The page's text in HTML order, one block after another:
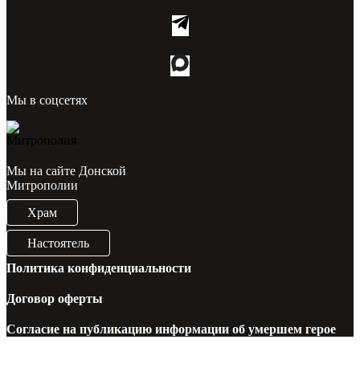
Мы в соцсетях
Мы на сайте Донской
Митрополии
Храм
Настоятель
Политика конфиденциальности
Договор оферты
Согласие на публикацию информации об умершем герое